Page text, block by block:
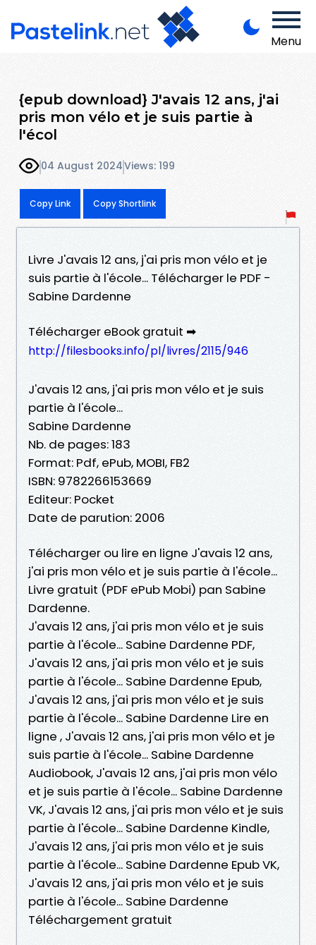
Menu
{epub download} J'avais 12 ans, j'ai
pris mon vélo et je suis partie à
l'écol
04 August 2024Views: 199
Copy Link Copy Shortlink
Livre J'avais 12 ans, j'ai pris mon vélo et je
suis partie à l'école... Télécharger le PDF -
Sabine Dardenne
Télécharger eBook gratuit ➡
http://filesbooks.info/pl/livres/2115/946
J'avais 12 ans, j'ai pris mon vélo et je suis
partie à l'école...
Sabine Dardenne
Nb. de pages: 183
Format: Pdf, ePub, MOBI, FB2
ISBN: 9782266153669
Editeur: Pocket
Date de parution: 2006
Télécharger ou lire en ligne J'avais 12 ans,
j'ai pris mon vélo et je suis partie à l'école...
Livre gratuit (PDF ePub Mobi) pan Sabine
Dardenne.
J'avais 12 ans, j'ai pris mon vélo et je suis
partie à l'école... Sabine Dardenne PDF,
J'avais 12 ans, j'ai pris mon vélo et je suis
partie à l'école... Sabine Dardenne Epub,
J'avais 12 ans, j'ai pris mon vélo et je suis
partie à l'école... Sabine Dardenne Lire en
ligne , J'avais 12 ans, j'ai pris mon vélo et je
suis partie à l'école... Sabine Dardenne
Audiobook, J'avais 12 ans, j'ai pris mon vélo
et je suis partie à l'école... Sabine Dardenne
VK, J'avais 12 ans, j'ai pris mon vélo et je suis
partie à l'école... Sabine Dardenne Kindle,
J'avais 12 ans, j'ai pris mon vélo et je suis
partie à l'école... Sabine Dardenne Epub VK,
J'avais 12 ans, j'ai pris mon vélo et je suis
partie à l'école... Sabine Dardenne
Téléchargement gratuit